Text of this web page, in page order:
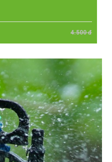
4.500 đ